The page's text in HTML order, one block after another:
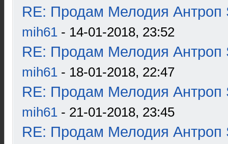
RE: Продам Мелодия Антроп
mih61 - 14-01-2018, 23:52
RE: Продам Мелодия Антроп
mih61 - 18-01-2018, 22:47
RE: Продам Мелодия Антроп
mih61 - 21-01-2018, 23:45
RE: Продам Мелодия Антроп